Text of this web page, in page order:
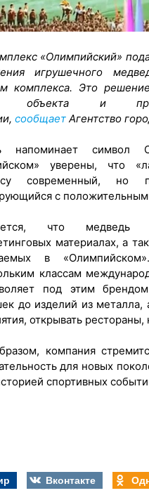
«Олимпийский»
игрушечного
комплекса. Это
объекта и
сообщаетАгентство
напоминает
уверены, что
современный, но
с
что медведь
материалах, а
в
классам
под этим
до изделий из
открывать
компания
для новых
спортивных
Вконтакте